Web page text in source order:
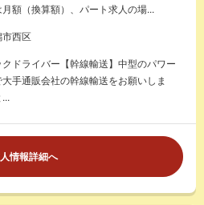
月額（換算額）、パート求人の場...
西区
ドライバー【幹線輸送】中型のパワー
手通販会社の幹線輸送をお願いしま
情報詳細へ